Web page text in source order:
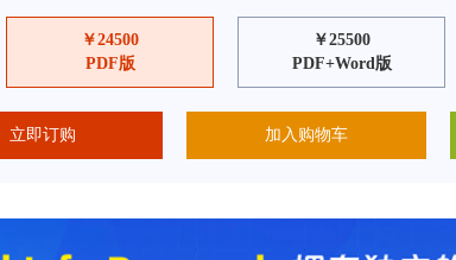
￥24500
PDF版
￥25500
PDF+Word版
立即订购 加入购物车